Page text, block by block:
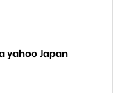
yahoo Japan